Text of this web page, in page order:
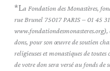
*La Fondation des Monastères,
rue Brunel 75017 PARIS – 01 45
dons, pour son œuvre de soutien
religieuses et monastiques de
de votre don sera versé au fonds